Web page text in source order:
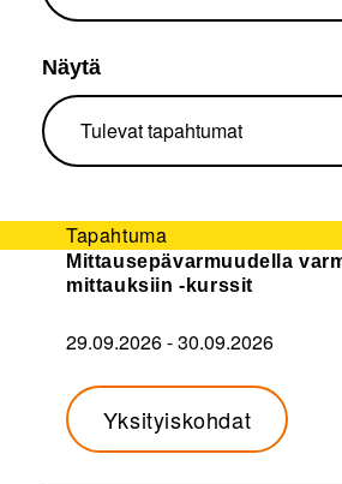
Näytä
Tapahtuma
Mittausepävarmuudella
mittauksiin -kurssit
29.09.2026-30.09.2026
Yksityiskohdat